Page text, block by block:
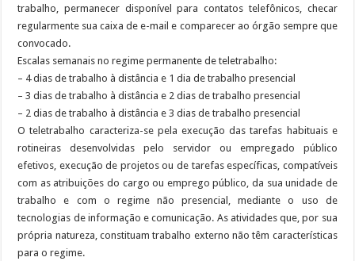
trabalho, permanecer disponível para contatos telefônicos, checar
regularmente sua caixa de e-mail e comparecer ao órgão sempre que
convocado.
Escalas semanais no regime permanente de teletrabalho:
– 4 dias de trabalho à distância e 1 dia de trabalho presencial
– 3 dias de trabalho à distância e 2 dias de trabalho presencial
– 2 dias de trabalho à distância e 3 dias de trabalho presencial
O teletrabalho caracteriza-se pela execução das tarefas habituais e
rotineiras desenvolvidas pelo servidor ou empregado público
efetivos, execução de projetos ou de tarefas específicas, compatíveis
com as atribuições do cargo ou emprego público, da sua unidade de
trabalho e com o regime não presencial, mediante o uso de
tecnologias de informação e comunicação. As atividades que, por sua
própria natureza, constituam trabalho externo não têm características
para o regime.